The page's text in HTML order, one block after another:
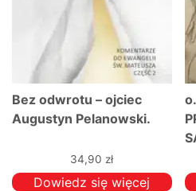
Bez odwrotu – ojciec
Augustyn Pelanowski.
34,90 zł
Dowiedz się więcej